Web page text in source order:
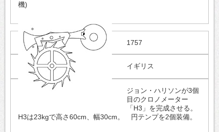
機)
1757
イギリス
ジョン・ハリソンが3個
目のクロノメーター
「H3」を完成させる。
H3は23kgで高さ60cm、幅30cm。 円テンプを2個装備。